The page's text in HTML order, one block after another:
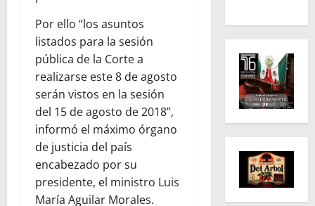
Por ello “los asuntos
listados para la sesión
pública de la Corte a
realizarse este 8 de agosto
serán vistos en la sesión
del 15 de agosto de 2018”,
informó el máximo órgano
de justicia del país
encabezado por su
presidente, el ministro Luis
María Aguilar Morales.